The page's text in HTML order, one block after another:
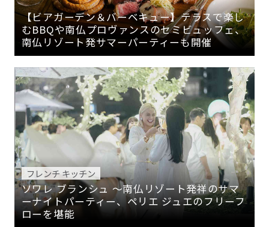
【ビアガーデン＆バーベキュー】テラスで楽し
むBBQや南仏プロヴァンスのセミビュッフェ、
南仏リゾート発サマーパーティーも開催
フレンチ キッチン
ソワレ ブランシュ 〜南仏リゾート発祥のサマ
ーナイトパーティー、ペリエ ジュエのフリーフ
ローを堪能